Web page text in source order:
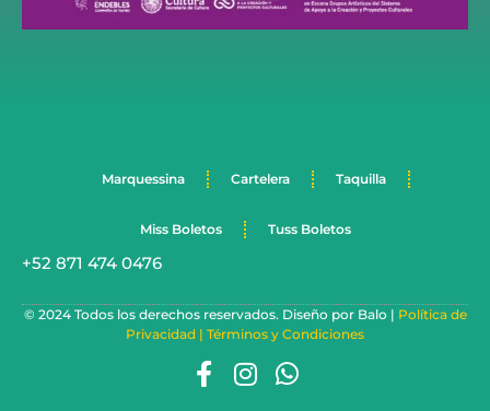
Marquessina Cartelera Taquilla
Miss Boletos Tuss Boletos
+52 871 474 0476
© 2024 Todos los derechos reservados. Diseño por Balo | Política de
Privacidad | Términos y Condiciones